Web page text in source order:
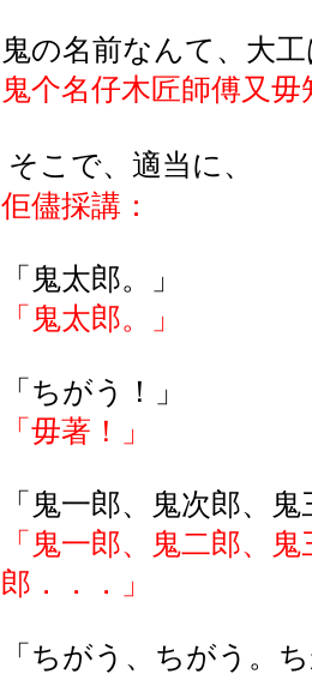
鬼の名前なんて、大
鬼个名仔木匠師傅又毋
そこで、適当に、
佢儘採講：
「鬼太郎。」
「鬼太郎。」
「ちがう！」
「毋著！」
「鬼一郎、鬼次郎、
「鬼一郎、鬼二郎、
郎．．．」
「ちがう、ちがう。